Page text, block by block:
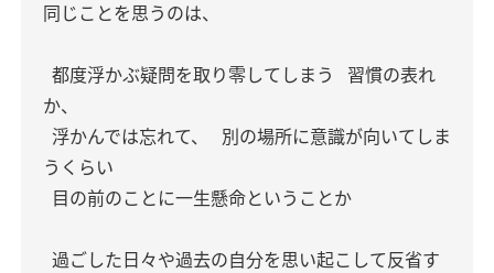
同じことを思うのは、
都度浮かぶ疑問を取り零してしまう
習慣の表れ
か、
浮かんでは忘れて、
別の場所に意識が向いてしま
うくらい
目の前のことに一生懸命ということか
過ごした日々や過去の自分を思い起こして反省す